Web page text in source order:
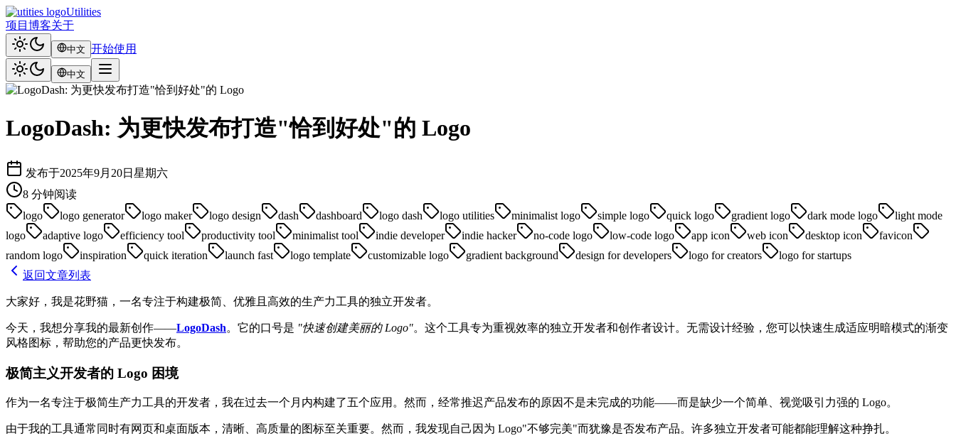
Utilities
项目 博客关于
中文 开始使用
中文
LogoDash: 为更快发布打造"恰到好处"的 Logo
发布于2025年9月20日星期六
8 分钟阅读
logo
logo generator logo maker logo design dash dashboard logo dash logo utilities minimalist logo simple logo quick logo gradient logo dark mode logo
light mode
logo
adaptive logo efficiency tool productivity tool minimalist tool indie developer indie hacker no-code logo low-code logo app icon web icon desktop icon
favicon
random logo
inspiration quick iteration launch fast logo template customizable logo gradient background design for developers logo for creators
logo for startups
返回文章列表
大家好，我是花野猫，一名专注于构建极简、优雅且高效的生产力工具的独立开发者。
今天，我想分享我的最新创作——LogoDash。它的口号是 "快速创建美丽的 Logo"。这个工具专为重视效率的独立开发者和创作者设计。无需设计经验，您可以快速生成适应明暗模式的渐变
风格图标，帮助您的产品更快发布。
极简主义开发者的 Logo 困境
作为一名专注于极简生产力工具的开发者，我在过去一个月内构建了五个应用。然而，经常推迟产品发布的原因不是未完成的功能——而是缺少一个简单、视觉吸引力强的 Logo。
由于我的工具通常同时有网页和桌面版本，清晰、高质量的图标至关重要。然而，我发现自己因为 Logo"不够完美"而犹豫是否发布产品。许多独立开发者可能都能理解这种挣扎。